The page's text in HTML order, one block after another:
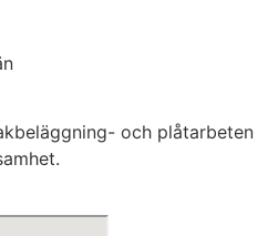
och plåtarbeten